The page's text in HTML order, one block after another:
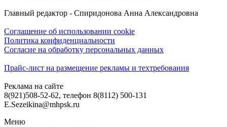
Главный редактор - Спиридонова Анна Александровна
Соглашение об использовании cookie
Политика конфиденциальности
Согласие на обработку персональных данных
Прайс-лист на размещение рекламы и техтребования
Реклама на сайте
8(921)508-52-62, телефон 8(8112) 500-131
E.Sezeikina@mhpsk.ru
Меню